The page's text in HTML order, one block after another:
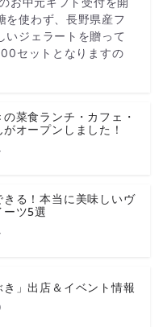
を使わず、長野県産フ
いジェラートを贈って
セットとなりますの
菜食ランチ・カフェ・
オープンしました！
きる！本当に美味しいヴ
ーツ5選
き」出店＆イベント情報